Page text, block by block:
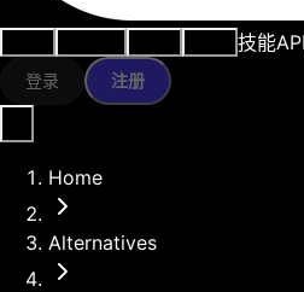
技能API
登录 注册
Home
Alternatives